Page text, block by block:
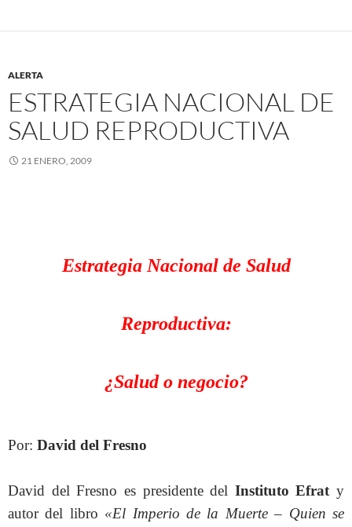
ALERTA
ESTRATEGIA NACIONAL DE
SALUD REPRODUCTIVA
21 ENERO, 2009
Estrategia Nacional de Salud
Reproductiva:
¿Salud o negocio?
Por: David del Fresno
David del Fresno es presidente del Instituto Efrat y
autor del libro «El Imperio de la Muerte – Quien se